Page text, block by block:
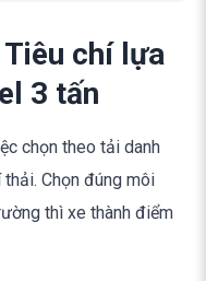
chí lựa
3 tấn
chọn theo tải danh
Chọn đúng môi
thì xe thành điểm